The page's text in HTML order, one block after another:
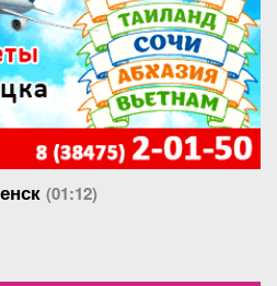
(01:12)